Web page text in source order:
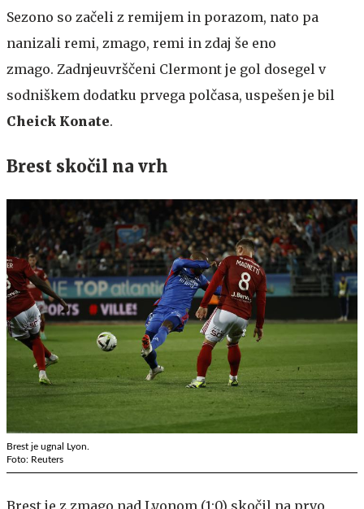
Sezono so začeli z remijem in porazom, nato pa
nanizali remi, zmago, remi in zdaj še eno
zmago. Zadnjeuvrščeni Clermont je gol dosegel v
sodniškem dodatku prvega polčasa, uspešen je bil
Cheick Konate.
Brest skočil na vrh
Brest je ugnal Lyon.
Foto: Reuters
Brest je z zmago nad Lyonom (1:0) skočil na prvo